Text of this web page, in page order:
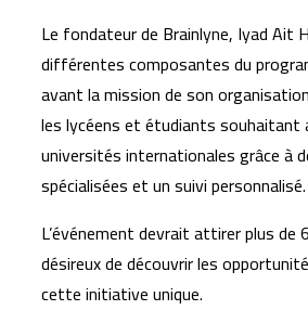
Le fondateur de Brainlyne, Iyad Ait
différentes composantes du
avant la mission de son
les lycéens et étudiants souhaitant
universités internationales grâce à
spécialisées et un suivi personnalisé.
L’événement devrait attirer plus de
désireux de découvrir les
cette initiative unique.